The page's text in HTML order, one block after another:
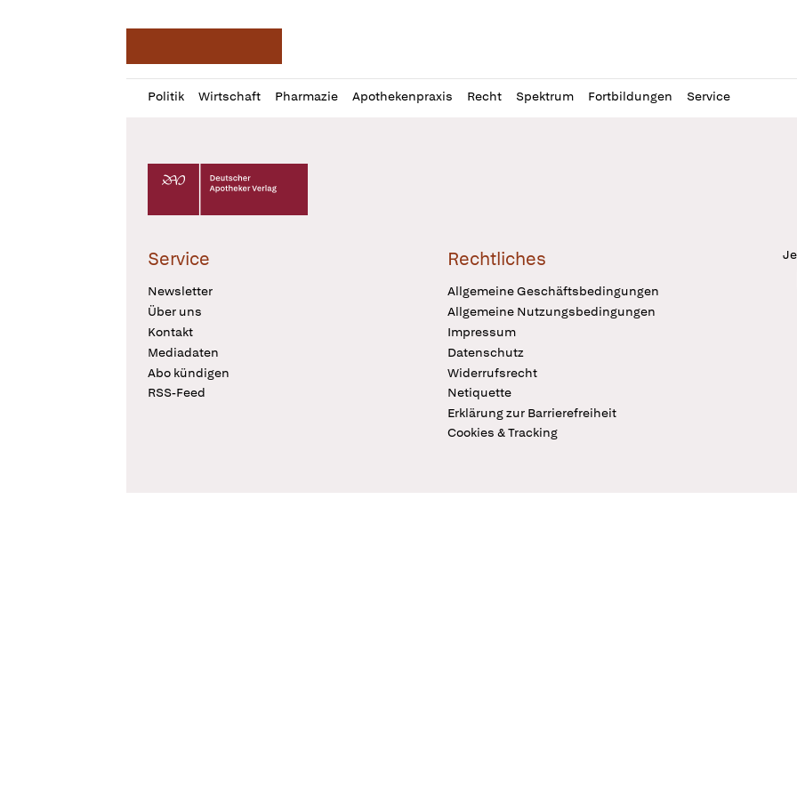
Politik Wirtschaft Pharmazie Apothekenpraxis Recht Spektrum Fortbildungen Service
Profil
öffnen
Daz
Pur
Deutscher Apotheker Verlag Logo
Service
Newsletter
Über uns
Kontakt
Mediadaten
Abo kündigen
RSS-Feed
Rechtliches
Allgemeine Geschäftsbedingungen
Allgemeine Nutzungsbedingungen
Impressum
Datenschutz
Widerrufsrecht
Netiquette
Erklärung zur Barrierefreiheit
Cookies & Tracking